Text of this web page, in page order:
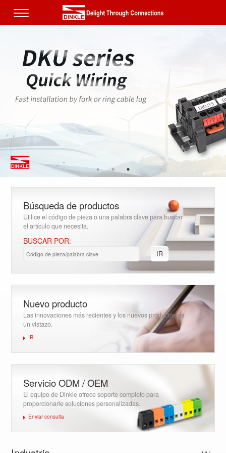
Búsqueda de productos
Utilice el código de pieza o una palabra clave para buscar
el artículo que necesita.
BUSCAR POR:
IR
Nuevo producto
Las innovaciones más recientes y los nuevos productos de
un vistazo.
IR
Servicio ODM / OEM
El equipo de Dinkle ofrece soporte completo para
proporcionarle soluciones personalizadas.
Enviar consulta